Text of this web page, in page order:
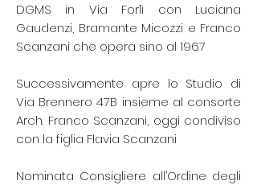
DGMS in Via Forlì con Luciana
Gaudenzi, Bramante Micozzi e Franco
Scanzani che opera sino al 1967
Successivamente apre lo Studio di
Via Brennero 47B insieme al consorte
Arch. Franco Scanzani, oggi condiviso
con la figlia Flavia Scanzani
Nominata Consigliere all’Ordine degli